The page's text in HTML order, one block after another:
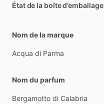
État de la boîte d’emballage
Nom de la marque
Acqua di Parma
Nom du parfum
Bergamotto di Calabria